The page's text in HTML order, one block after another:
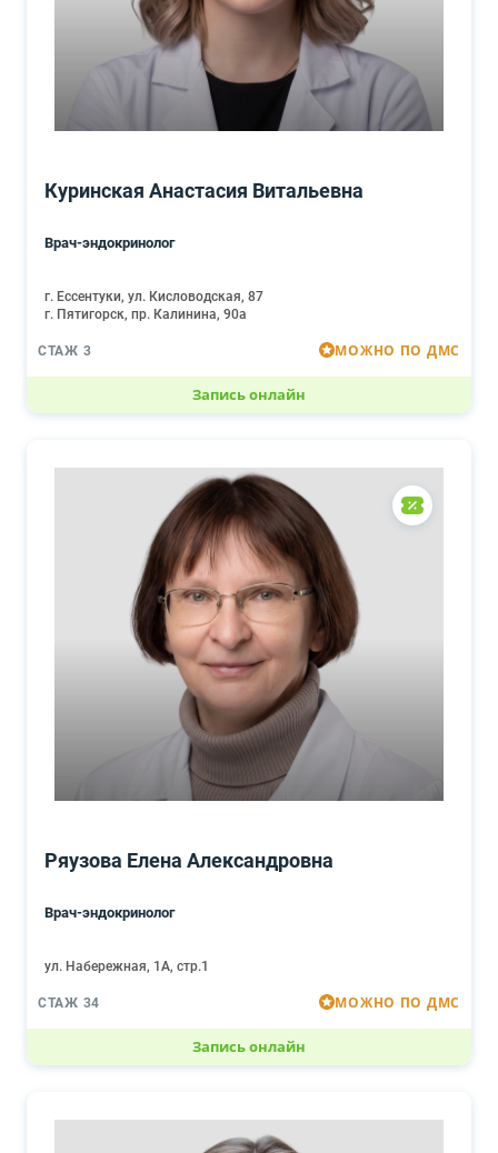
Куринская Анастасия Витальевна
Врач-эндокринолог
г. Ессентуки, ул. Кисловодская, 87
г. Пятигорск, пр. Калинина, 90а
СТАЖ 3 МОЖНО ПО ДМС
Запись онлайн
Ряузова Елена Александровна
Врач-эндокринолог
ул. Набережная, 1А, стр.1
СТАЖ 34 МОЖНО ПО ДМС
Запись онлайн